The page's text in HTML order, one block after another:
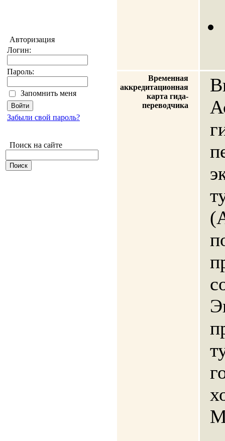
Авторизация
Логин:
Пароль:
Запомнить меня
Забыли свой пароль?
Поиск на сайте
Временная
аккредитационная
карта гида-
переводчика